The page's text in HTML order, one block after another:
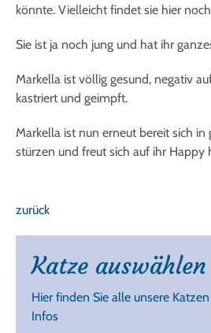
könnte. Vielleicht findet sie hier
Sie ist ja noch jung und hat ihr
Markella ist völlig gesund, negativ
kastriert und geimpft.
Markella ist nun erneut bereit sich in
stürzen und freut sich auf ihr Happy
zurück
Katze auswählen
Hier finden Sie alle unsere
Infos